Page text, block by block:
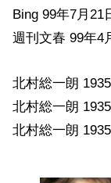
Bing 99年7月21
週刊文春 99年4
北村総一朗
北村総一朗
北村総一朗